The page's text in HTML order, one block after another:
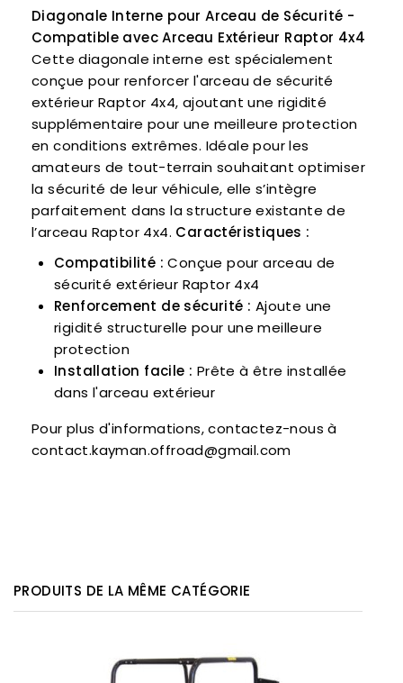
Diagonale Interne pour Arceau de Sécurité -
Compatible avec Arceau Extérieur Raptor 4x4
Cette diagonale interne est spécialement
conçue pour renforcer l'arceau de sécurité
extérieur Raptor 4x4, ajoutant une rigidité
supplémentaire pour une meilleure protection
en conditions extrêmes. Idéale pour les
amateurs de tout-terrain souhaitant optimiser
la sécurité de leur véhicule, elle s’intègre
parfaitement dans la structure existante de
l’arceau Raptor 4x4. Caractéristiques :
Compatibilité : Conçue pour arceau de
sécurité extérieur Raptor 4x4
Renforcement de sécurité : Ajoute une
rigidité structurelle pour une meilleure
protection
Installation facile : Prête à être installée
dans l'arceau extérieur
Pour plus d'informations, contactez-nous à
contact.kayman.offroad@gmail.com
PRODUITS DE LA MÊME CATÉGORIE